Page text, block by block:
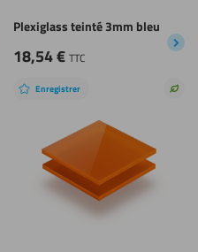
Plexiglass teinté 3mm bleu
18,54€ TTC
Enregistrer